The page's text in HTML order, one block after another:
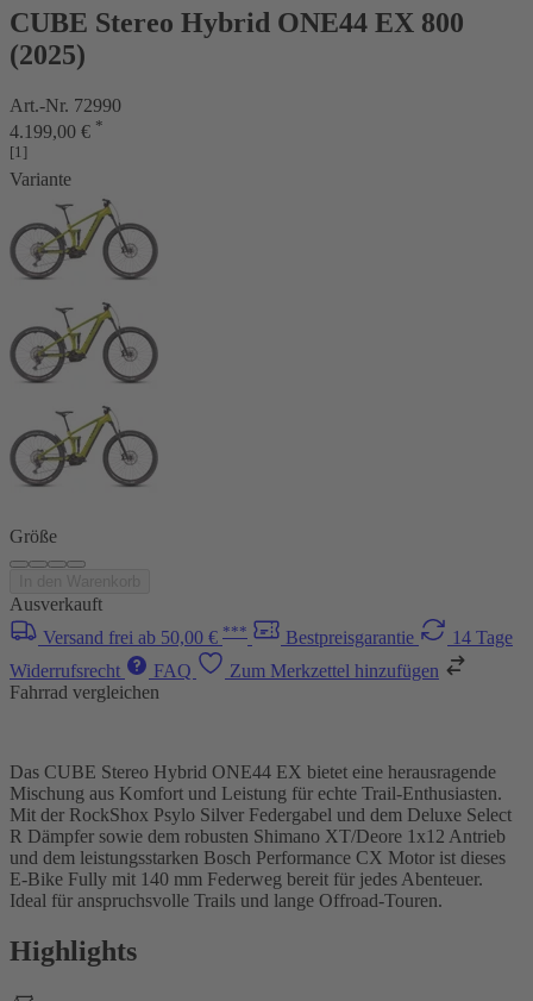
CUBE Stereo Hybrid ONE44 EX 800
(2025)
Art.-Nr. 72990
4.199,00 € *
[1]
Variante
Größe
Ausverkauft
Versand frei ab 50,00 € *** Bestpreisgarantie
14 Tage
Widerrufsrecht
FAQ
Zum Merkzettel hinzufügen
Fahrrad vergleichen
Das CUBE Stereo Hybrid ONE44 EX bietet eine herausragende
Mischung aus Komfort und Leistung für echte Trail-Enthusiasten.
Mit der RockShox Psylo Silver Federgabel und dem Deluxe Select
R Dämpfer sowie dem robusten Shimano XT/Deore 1x12 Antrieb
und dem leistungsstarken Bosch Performance CX Motor ist dieses
E-Bike Fully mit 140 mm Federweg bereit für jedes Abenteuer.
Ideal für anspruchsvolle Trails und lange Offroad-Touren.
Highlights